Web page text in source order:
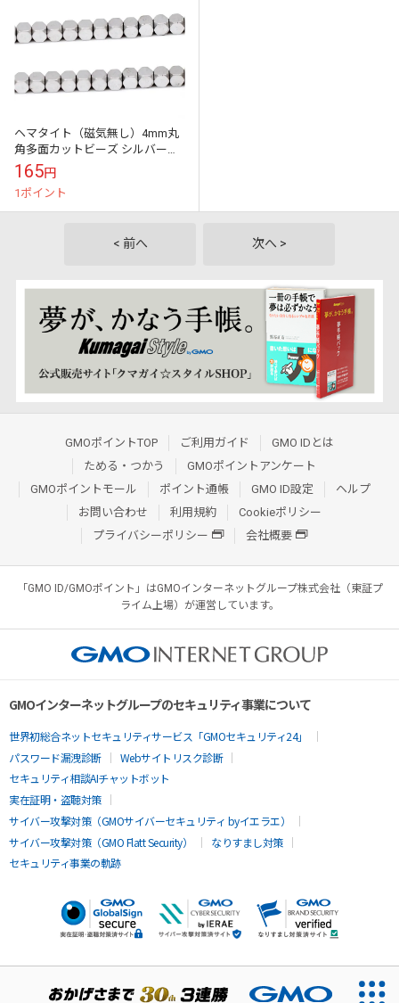
ヘマタイト（磁気無し）4mm丸
角多面カットビーズ シルバー仕
上げ 10粒／100粒
165円
1ポイント
< 前へ 次へ >
GMOポイントTOP ご利用ガイド
GMO IDとは
ためる・つかう
GMOポイントアンケート
GMOポイントモール
ポイント通帳 GMO ID設定
ヘルプ
お問い合わせ
利用規約
Cookieポリシー
プライバシーポリシー
会社概要
「GMO ID/GMOポイント」はGMOインターネットグループ株式会社（東証プ
ライム上場）が運営しています。
GMOインターネットグループのセキュリティ事業について
世界初総合ネットセキュリティサービス「GMOセキュリティ24」
パスワード漏洩診断
Webサイトリスク診断
セキュリティ相談AIチャットボット
実在証明・盗聴対策
サイバー攻撃対策（GMOサイバーセキュリティ byイエラエ）
サイバー攻撃対策（GMO Flatt Security）
なりすまし対策
セキュリティ事業の軌跡